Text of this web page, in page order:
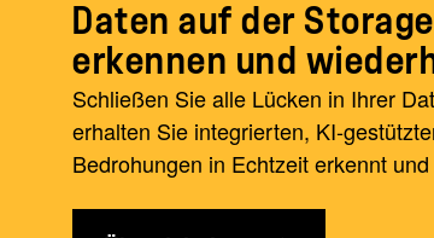
Daten auf der
erkennen und
Schließen Sie alle Lücken in Ihrer
erhalten Sie integrierten, KI-
Bedrohungen in Echtzeit erkennt